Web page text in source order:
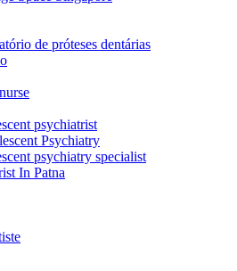
de próteses dentárias
psychiatrist
Psychiatry
psychiatry specialist
In Patna